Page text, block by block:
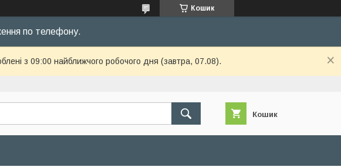
Кошик
по телефону.
з 09:00 найближчого робочого дня (завтра, 07.08).
Кошик